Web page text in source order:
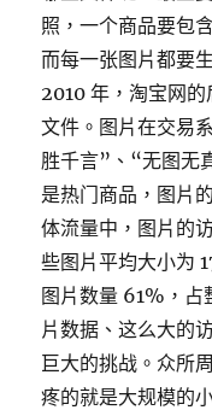
照，一个商品要包
而每一张图片都要
2010 年，淘宝网
文件。图片在交易
胜千言”、“无图无
是热门商品，图片
体流量中，图片的
些图片平均大小为
图片数量 61%，占
片数据、这么大的
巨大的挑战。众所
疼的就是大规模的